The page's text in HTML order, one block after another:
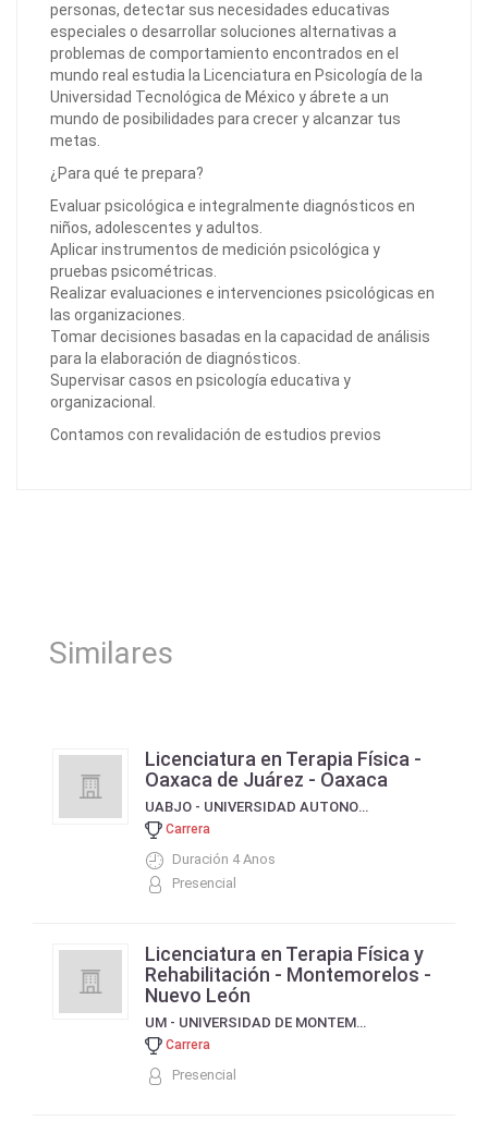
personas, detectar sus necesidades educativas
especiales o desarrollar soluciones alternativas a
problemas de comportamiento encontrados en el
mundo real estudia la Licenciatura en Psicología de la
Universidad Tecnológica de México y ábrete a un
mundo de posibilidades para crecer y alcanzar tus
metas.
¿Para qué te prepara?
Evaluar psicológica e integralmente diagnósticos en
niños, adolescentes y adultos.
Aplicar instrumentos de medición psicológica y
pruebas psicométricas.
Realizar evaluaciones e intervenciones psicológicas en
las organizaciones.
Tomar decisiones basadas en la capacidad de análisis
para la elaboración de diagnósticos.
Supervisar casos en psicología educativa y
organizacional.
Contamos con revalidación de estudios previos
Similares
Licenciatura en Terapia Física -
Oaxaca de Juárez - Oaxaca
UABJO - UNIVERSIDAD AUTONOMA DE BENITO JUAREZ OAXACA
Carrera
Duración 4 Anos
Presencial
Licenciatura en Terapia Física y
Rehabilitación - Montemorelos -
Nuevo León
UM - UNIVERSIDAD DE MONTEMORELOS
Carrera
Presencial